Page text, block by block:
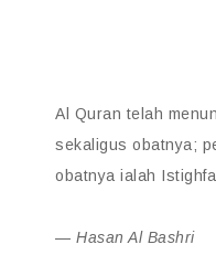
Al Quran telah
sekaligus obatnya;
obatnya ialah
— Hasan Al Bashri